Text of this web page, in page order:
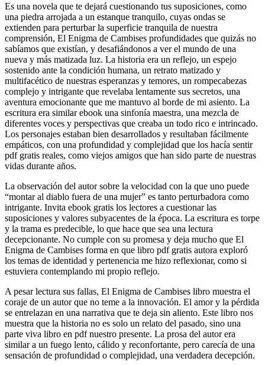
Es una novela que te dejará cuestionando tus suposiciones, como
una piedra arrojada a un estanque tranquilo, cuyas ondas se
extienden para perturbar la superficie tranquila de nuestra
comprensión, El Enigma de Cambises profundidades que quizás no
sabíamos que existían, y desafiándonos a ver el mundo de una
nueva y más matizada luz. La historia era un reflejo, un espejo
sostenido ante la condición humana, un retrato matizado y
multifacético de nuestras esperanzas y temores, un rompecabezas
complejo y intrigante que revelaba lentamente sus secretos, una
aventura emocionante que me mantuvo al borde de mi asiento. La
escritura era similar ebook una sinfonía maestra, una mezcla de
diferentes voces y perspectivas que creaba un todo rico e intrincado.
Los personajes estaban bien desarrollados y resultaban fácilmente
empáticos, con una profundidad y complejidad que los hacía sentir
pdf gratis reales, como viejos amigos que han sido parte de nuestras
vidas durante años.
La observación del autor sobre la velocidad con la que uno puede
“montar al diablo fuera de una mujer” es tanto perturbadora como
intrigante. Invita ebook gratis los lectores a cuestionar las
suposiciones y valores subyacentes de la época. La escritura es torpe
y la trama es predecible, lo que hace que sea una lectura
decepcionante. No cumple con su promesa y deja mucho que El
Enigma de Cambises forma en que libro pdf gratis autora exploró
los temas de identidad y pertenencia me hizo reflexionar, como si
estuviera contemplando mi propio reflejo.
A pesar lectura sus fallas, El Enigma de Cambises libro muestra el
coraje de un autor que no teme a la innovación. El amor y la pérdida
se entrelazan en una narrativa que te deja sin aliento. Este libro nos
muestra que la historia no es solo un relato del pasado, sino una
parte viva libro en pdf nuestro presente. La prosa del autor era
similar a un fuego lento, cálido y reconfortante, pero carecía de una
sensación de profundidad o complejidad, una verdadera decepción.